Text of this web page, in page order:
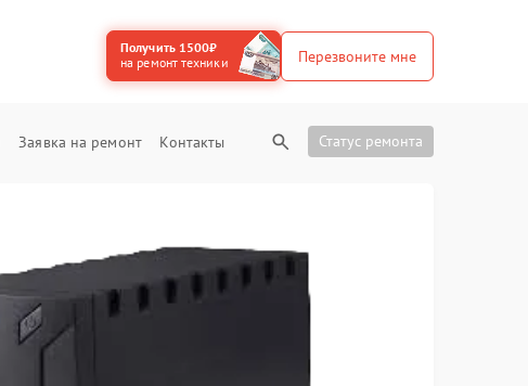
Получить 1500₽
на ремонт техники
Перезвоните мне
Заявка на ремонт Контакты Статус ремонта